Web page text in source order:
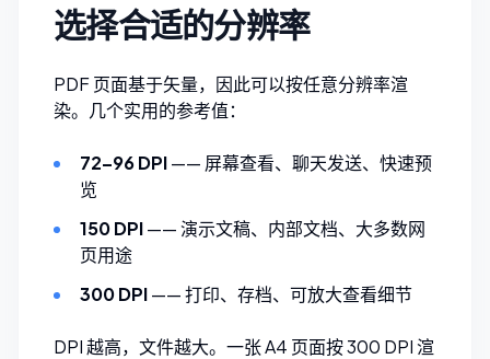
选择合适的分辨率
PDF 页面基于矢量，因此可以按任意分辨率渲
染。几个实用的参考值：
72–96 DPI—— 屏幕查看、聊天发送、快速预
览
150 DPI—— 演示文稿、内部文档、大多数网
页用途
300 DPI—— 打印、存档、可放大查看细节
DPI 越高，文件越大。一张 A4 页面按 300 DPI 渲